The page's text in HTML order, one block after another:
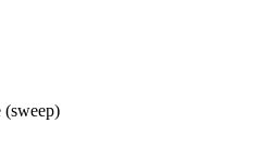
(sweep)